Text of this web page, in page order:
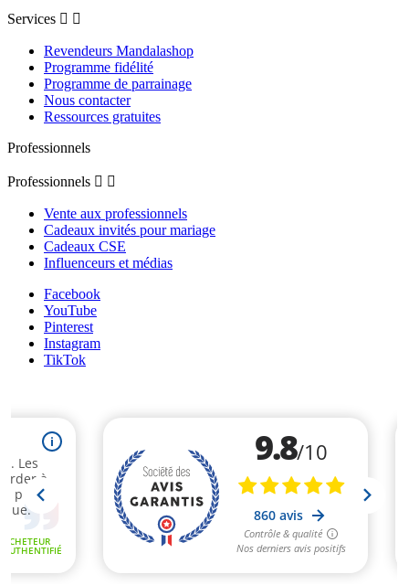
Services  
Revendeurs Mandalashop
Programme fidélité
Programme de parrainage
Nous contacter
Ressources gratuites
Professionnels
Professionnels  
Vente aux professionnels
Cadeaux invités pour mariage
Cadeaux CSE
Influenceurs et médias
Facebook
YouTube
Pinterest
Instagram
TikTok